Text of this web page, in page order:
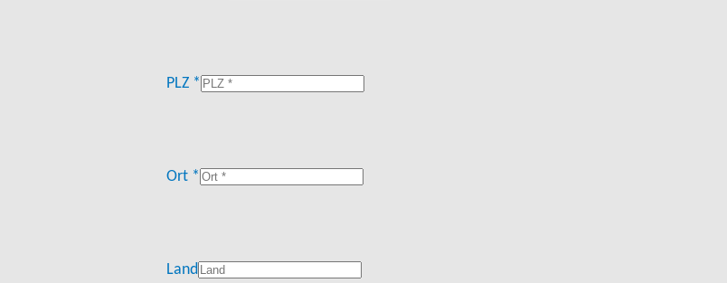
PLZ *
Ort *
Land